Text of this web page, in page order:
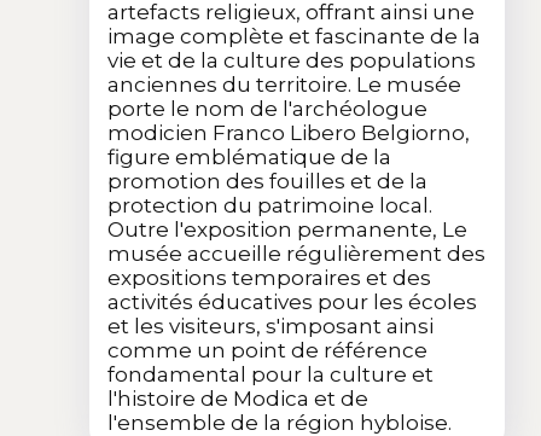
artefacts religieux, offrant ainsi une
image complète et fascinante de la
vie et de la culture des populations
anciennes du territoire. Le musée
porte le nom de l'archéologue
modicien Franco Libero Belgiorno,
figure emblématique de la
promotion des fouilles et de la
protection du patrimoine local.
Outre l'exposition permanente, Le
musée accueille régulièrement des
expositions temporaires et des
activités éducatives pour les écoles
et les visiteurs, s'imposant ainsi
comme un point de référence
fondamental pour la culture et
l'histoire de Modica et de
l'ensemble de la région hybloise.